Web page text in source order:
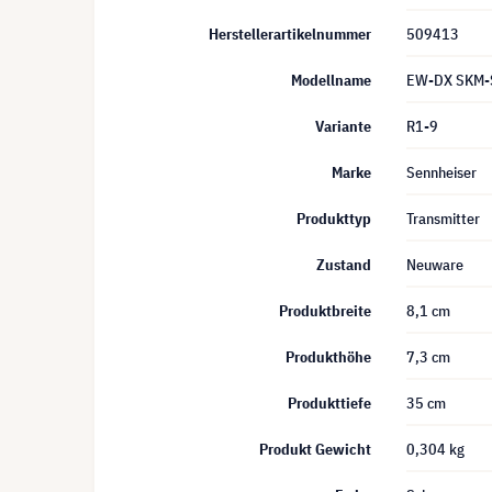
Herstellerartikelnummer 509413
Modellname EW-DX
Variante R1-9
Marke Sennheiser
Produkttyp Transmitter
Zustand Neuware
Produktbreite 8,1 cm
Produkthöhe 7,3 cm
Produkttiefe 35 cm
Produkt Gewicht 0,304 kg